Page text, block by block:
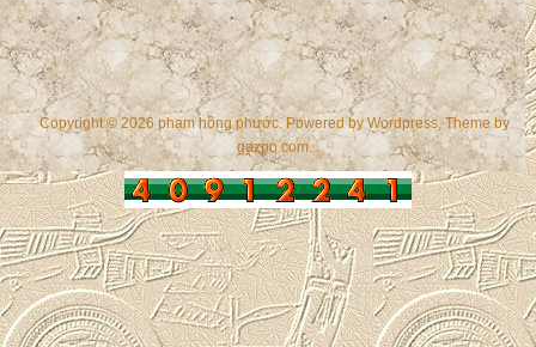
Copyright © 2026 phạm hồng phước. Powered byWordpress, Theme by
gazpo.com.